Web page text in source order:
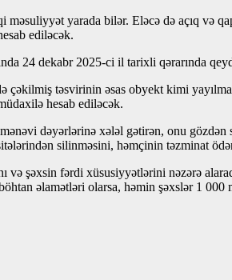
yarada bilər. Eləcə də açıq və
ediləcək.
24 dekabr 2025-ci il tarixli qərarında
təsvirinin əsas obyekt kimi
hesab ediləcək.
dəyərlərinə xələl gətirən, onu gözdən
silinməsini, həmçinin təzminat
şəxsin fərdi xüsusiyyətlərini nəzərə
əlamətləri olarsa, həmin şəxslər 1 000